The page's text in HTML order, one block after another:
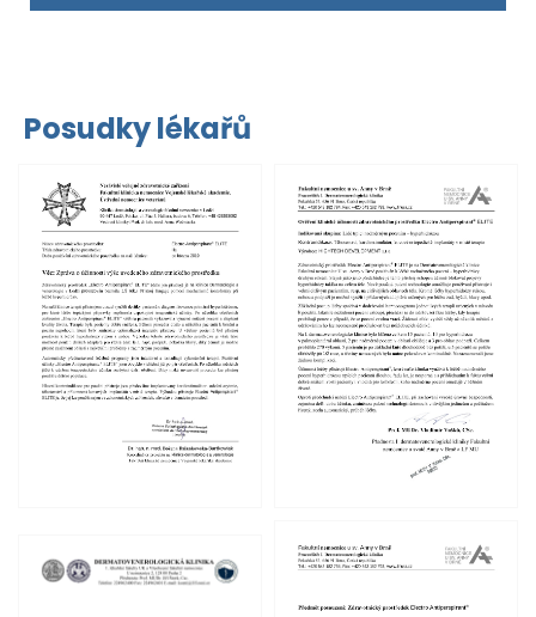
Posudky lékařů